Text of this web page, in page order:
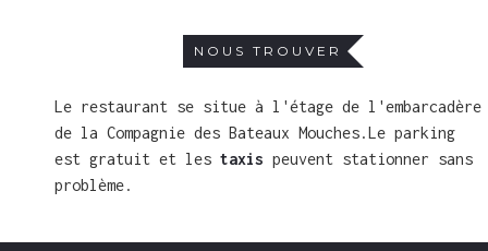
NOUS TROUVER
Le restaurant se situe à l'étage de l'embarcadère
de la Compagnie des Bateaux Mouches.Le parking
est gratuit et les taxis peuvent stationner sans
problème.